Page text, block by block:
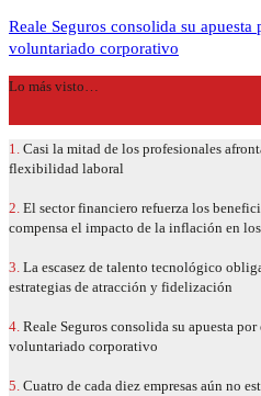
Reale Seguros consolida su
voluntariado corporativo
Lo más visto…
1. Casi la mitad de los profesionales
flexibilidad laboral
2. El sector financiero refuerza los
compensa el impacto de la inflación en
3. La escasez de talento tecnológico
estrategias de atracción y fidelización
4. Reale Seguros consolida su apuesta
voluntariado corporativo
5. Cuatro de cada diez empresas aún no